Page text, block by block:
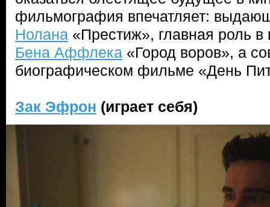
фильмография впечатляет:
Нолана «Престиж», главная роль
Бена Аффлека «Город воров», а
биографическом фильме «День
Зак Эфрон (играет себя)